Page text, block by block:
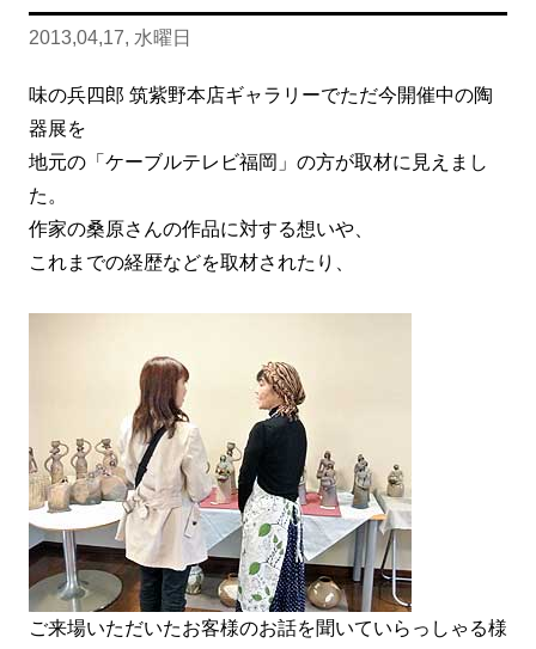
2013,04,17, 水曜日
味の兵四郎 筑紫野本店ギャラリーでただ今開催中の陶
器展を
地元の「ケーブルテレビ福岡」の方が取材に見えまし
た。
作家の桑原さんの作品に対する想いや、
これまでの経歴などを取材されたり、
ご来場いただいたお客様のお話を聞いていらっしゃる様